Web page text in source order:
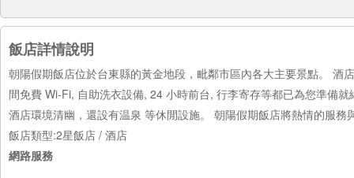
飯店詳情說明
朝陽假期飯店位於台東縣的黃金地段，毗鄰市區內各大主要景點。
間免費 Wi-Fi, 自助洗衣設備, 24 小時前台, 行李寄存等都已為您準備
酒店環境清幽，還設有温泉 等休閒設施。 朝陽假期飯店將熱情的服
飯店類型:2星飯店 / 酒店
網路服務